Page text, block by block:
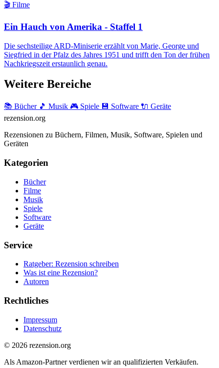
🎬 Filme
Ein Hauch von Amerika - Staffel 1
Die sechsteilige ARD-Miniserie erzählt von Marie, George und
Siegfried in der Pfalz des Jahres 1951 und trifft den Ton der frühen
Nachkriegszeit erstaunlich genau.
Weitere Bereiche
📚 Bücher 🎵 Musik 🎮 Spiele 💾 Software 🔌 Geräte
rezension.org
Rezensionen zu Büchern, Filmen, Musik, Software, Spielen und
Geräten
Kategorien
Bücher
Filme
Musik
Spiele
Software
Geräte
Service
Ratgeber: Rezension schreiben
Was ist eine Rezension?
Autoren
Rechtliches
Impressum
Datenschutz
© 2026 rezension.org
Als Amazon-Partner verdienen wir an qualifizierten Verkäufen.